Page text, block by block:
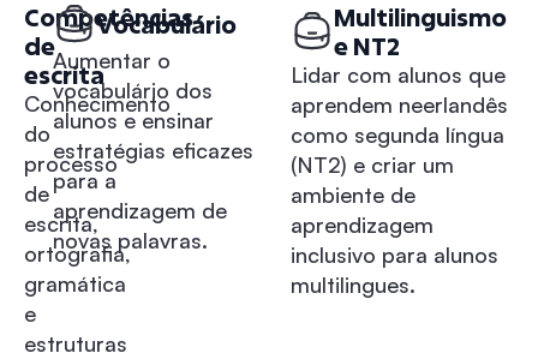
Competências
de
escrita
Conhecimento
do
processo
de
escrita,
ortografia,
gramática
e
estruturas
Vocabulário
Aumentar o
vocabulário dos
alunos e ensinar
estratégias eficazes
para a
aprendizagem de
novas palavras.
Multilinguismo
e NT2
Lidar com alunos que
aprendem neerlandês
como segunda língua
(NT2) e criar um
ambiente de
aprendizagem
inclusivo para alunos
multilingues.